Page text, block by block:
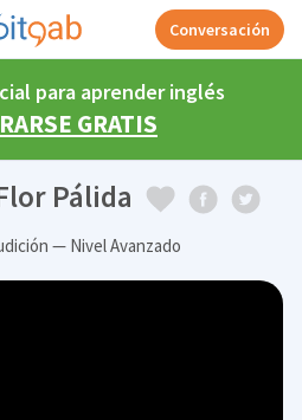
Conversación
para aprender inglés
GRATIS
Pálida
— Nivel Avanzado